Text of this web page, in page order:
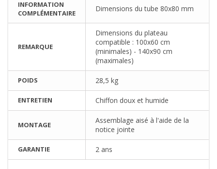
INFORMATION
COMPLÉMENTAIRE
Dimensions du tube 80x80 mm
REMARQUE
Dimensions du plateau
compatible : 100x60 cm
(minimales) - 140x90 cm
(maximales)
POIDS 28,5 kg
ENTRETIEN Chiffon doux et humide
MONTAGE
Assemblage aisé à l'aide de la
notice jointe
GARANTIE 2 ans